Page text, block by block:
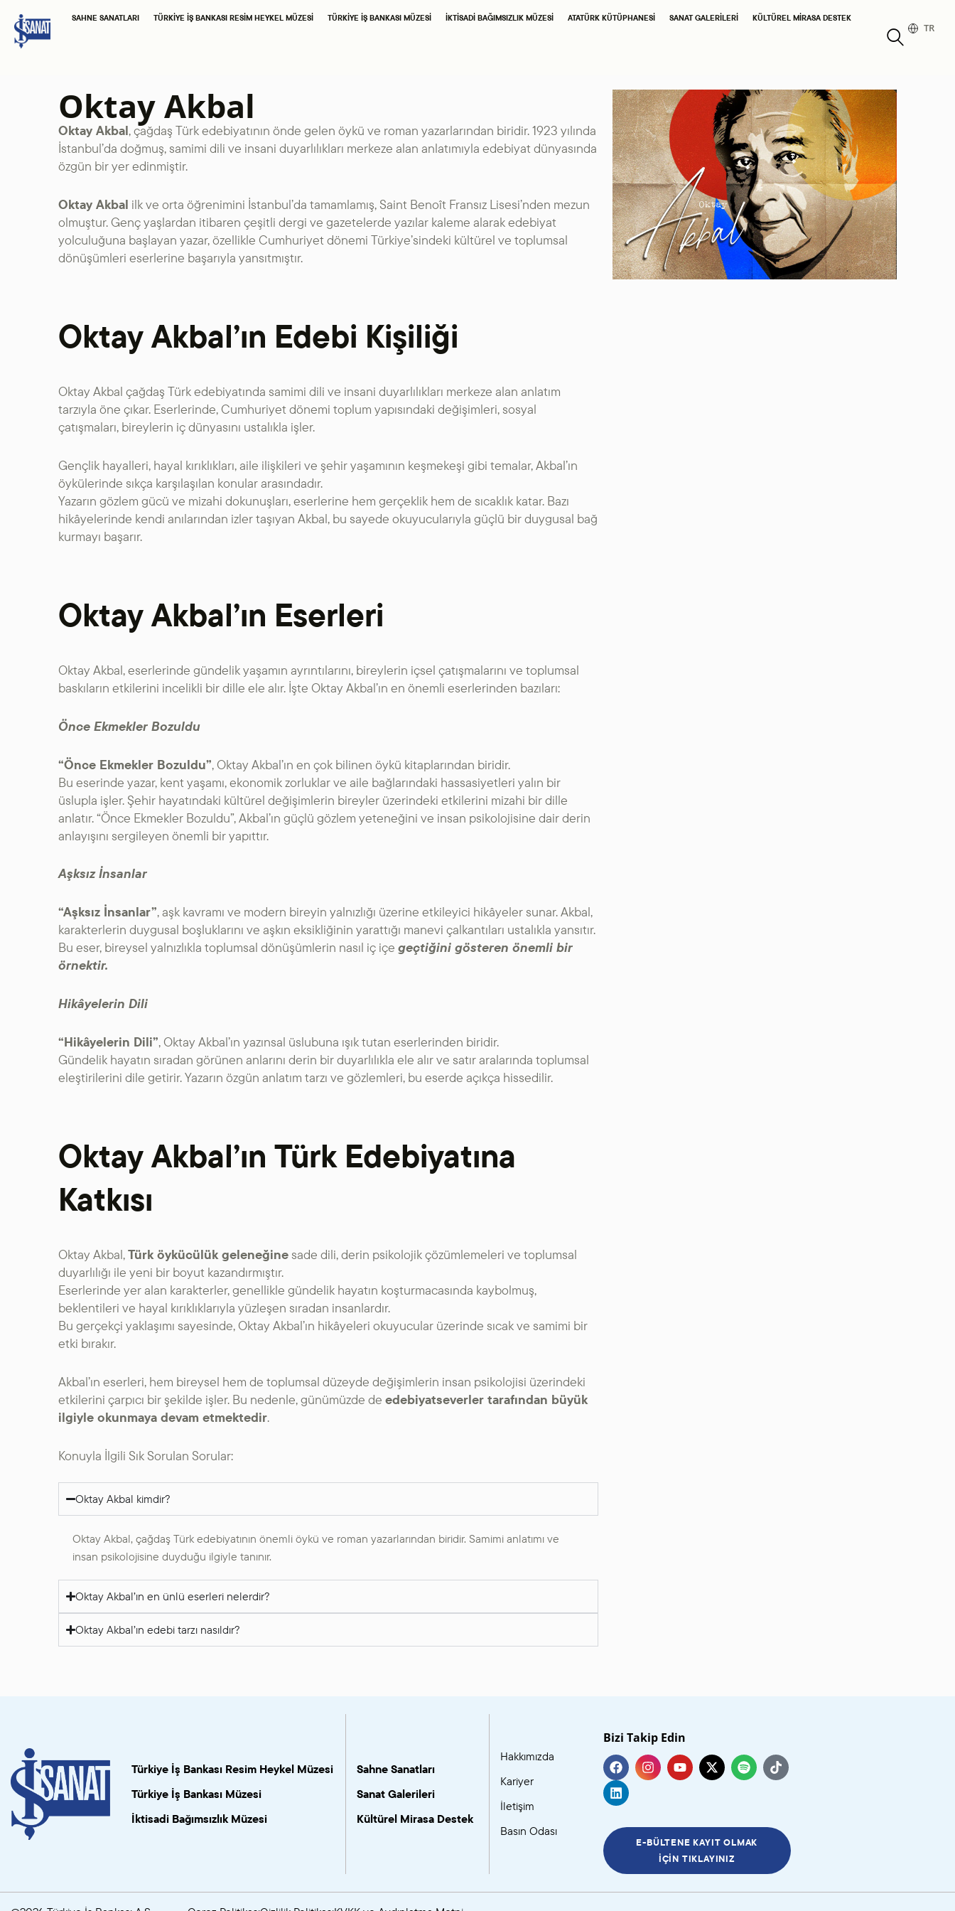
SAHNE SANATLARI TÜRKIYE İŞ BANKASI RESIM HEYKEL MÜZESI TÜRKIYE İŞ BANKASI MÜZESI İKTISADI BAĞIMSIZLIK MÜZESI ATATÜRK KÜTÜPHANESI SANAT GALERILERI KÜLTÜREL MIRASA DESTEK
TR
SAHNE SANATLARI
TÜRKIYE İŞ BANKASI
İKTISADI BAĞIMSIZLIK
MÜZESI
SANAT GALERILERI
KÜLTÜREL MIRASA
DESTEK
Oktay Akbal
Oktay Akbal, çağdaş Türk edebiyatının önde gelen öykü ve roman yazarlarından biridir. 1923 yılında
İstanbul’da doğmuş, samimi dili ve insani duyarlılıkları merkeze alan anlatımıyla edebiyat dünyasında
özgün bir yer edinmiştir.
Oktay Akbal ilk ve orta öğrenimini İstanbul’da tamamlamış, Saint Benoît Fransız Lisesi’nden mezun
olmuştur. Genç yaşlardan itibaren çeşitli dergi ve gazetelerde yazılar kaleme alarak edebiyat
yolculuğuna başlayan yazar, özellikle Cumhuriyet dönemi Türkiye’sindeki kültürel ve toplumsal
dönüşümleri eserlerine başarıyla yansıtmıştır.
Oktay Akbal’ın Edebi Kişiliği
Oktay Akbal çağdaş Türk edebiyatında samimi dili ve insani duyarlılıkları merkeze alan anlatım
tarzıyla öne çıkar. Eserlerinde, Cumhuriyet dönemi toplum yapısındaki değişimleri, sosyal
çatışmaları, bireylerin iç dünyasını ustalıkla işler.
Gençlik hayalleri, hayal kırıklıkları, aile ilişkileri ve şehir yaşamının keşmekeşi gibi temalar, Akbal’ın
öykülerinde sıkça karşılaşılan konular arasındadır.
Yazarın gözlem gücü ve mizahi dokunuşları, eserlerine hem gerçeklik hem de sıcaklık katar. Bazı
hikâyelerinde kendi anılarından izler taşıyan Akbal, bu sayede okuyucularıyla güçlü bir duygusal bağ
kurmayı başarır.
Oktay Akbal’ın Eserleri
Oktay Akbal, eserlerinde gündelik yaşamın ayrıntılarını, bireylerin içsel çatışmalarını ve toplumsal
baskıların etkilerini incelikli bir dille ele alır. İşte Oktay Akbal’ın en önemli eserlerinden bazıları:
Önce Ekmekler Bozuldu
“Önce Ekmekler Bozuldu”, Oktay Akbal’ın en çok bilinen öykü kitaplarından biridir.
Bu eserinde yazar, kent yaşamı, ekonomik zorluklar ve aile bağlarındaki hassasiyetleri yalın bir
üslupla işler. Şehir hayatındaki kültürel değişimlerin bireyler üzerindeki etkilerini mizahi bir dille
anlatır. “Önce Ekmekler Bozuldu”, Akbal’ın güçlü gözlem yeteneğini ve insan psikolojisine dair derin
anlayışını sergileyen önemli bir yapıttır.
Aşksız İnsanlar
“Aşksız İnsanlar”, aşk kavramı ve modern bireyin yalnızlığı üzerine etkileyici hikâyeler sunar. Akbal,
karakterlerin duygusal boşluklarını ve aşkın eksikliğinin yarattığı manevi çalkantıları ustalıkla yansıtır.
Bu eser, bireysel yalnızlıkla toplumsal dönüşümlerin nasıl iç içe geçtiğini gösteren önemli bir
örnektir.
Hikâyelerin Dili
“Hikâyelerin Dili”, Oktay Akbal’ın yazınsal üslubuna ışık tutan eserlerinden biridir.
Gündelik hayatın sıradan görünen anlarını derin bir duyarlılıkla ele alır ve satır aralarında toplumsal
eleştirilerini dile getirir. Yazarın özgün anlatım tarzı ve gözlemleri, bu eserde açıkça hissedilir.
Oktay Akbal’ın Türk Edebiyatına
Katkısı
Oktay Akbal,Türk öykücülük geleneğinesade dili, derin psikolojik çözümlemeleri ve toplumsal
duyarlılığı ile yeni bir boyut kazandırmıştır.
Eserlerinde yer alan karakterler, genellikle gündelik hayatın koşturmacasında kaybolmuş,
beklentileri ve hayal kırıklıklarıyla yüzleşen sıradan insanlardır.
Bu gerçekçi yaklaşımı sayesinde, Oktay Akbal’ın hikâyeleri okuyucular üzerinde sıcak ve samimi bir
etki bırakır.
Akbal’ın eserleri, hem bireysel hem de toplumsal düzeyde değişimlerin insan psikolojisi üzerindeki
etkilerini çarpıcı bir şekilde işler. Bu nedenle, günümüzde de edebiyatseverler tarafından büyük
ilgiyle okunmaya devam etmektedir.
Konuyla İlgili Sık Sorulan Sorular:
Oktay Akbal kimdir?
Oktay Akbal, çağdaş Türk edebiyatının önemli öykü ve roman yazarlarından biridir. Samimi anlatımı ve
insan psikolojisine duyduğu ilgiyle tanınır.
Oktay Akbal’ın en ünlü eserleri nelerdir?
Oktay Akbal’ın edebi tarzı nasıldır?
Türkiye İş Bankası Resim Heykel Müzesi
Türkiye İş Bankası Müzesi
İktisadi Bağımsızlık Müzesi
Sahne Sanatları
Sanat Galerileri
Kültürel Mirasa Destek
Hakkımızda
Kariyer
İletişim
Basın Odası
Bizi Takip Edin
E-BÜLTENE KAYIT OLMAK
İÇIN TIKLAYINIZ